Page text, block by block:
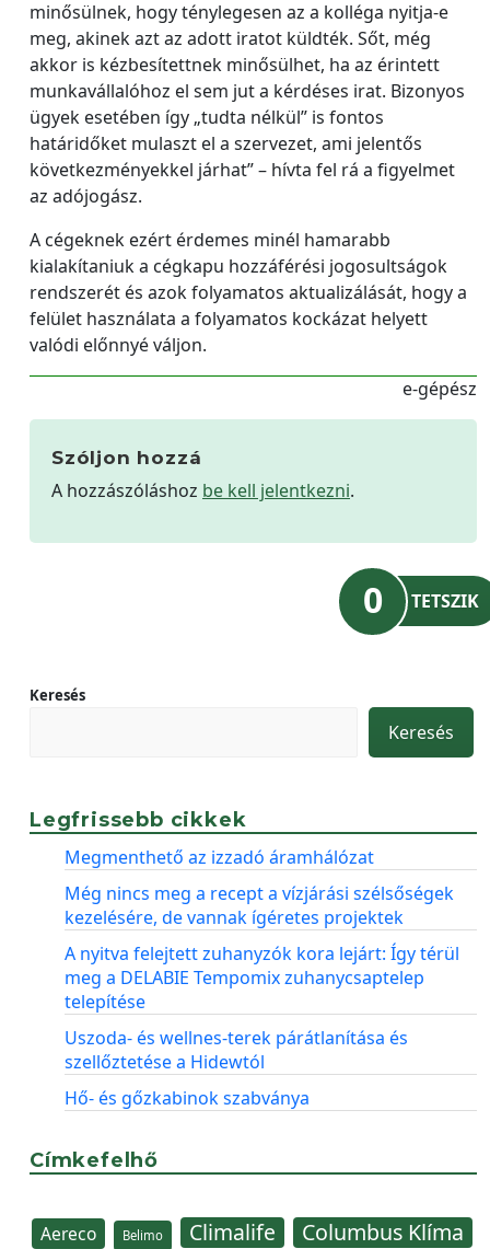
minősülnek, hogy ténylegesen az a kolléga nyitja-e
meg, akinek azt az adott iratot küldték. Sőt, még
akkor is kézbesítettnek minősülhet, ha az érintett
munkavállalóhoz el sem jut a kérdéses irat. Bizonyos
ügyek esetében így „tudta nélkül” is fontos
határidőket mulaszt el a szervezet, ami jelentős
következményekkel járhat” – hívta fel rá a figyelmet
az adójogász.
A cégeknek ezért érdemes minél hamarabb
kialakítaniuk a cégkapu hozzáférési jogosultságok
rendszerét és azok folyamatos aktualizálását, hogy a
felület használata a folyamatos kockázat helyett
valódi előnnyé váljon.
e-gépész
Szóljon hozzá
A hozzászóláshoz be kell jelentkezni.
0 TETSZIK
Keresés
Keresés
Legfrissebb cikkek
Megmenthető az izzadó áramhálózat
Még nincs meg a recept a vízjárási szélsőségek
kezelésére, de vannak ígéretes projektek
A nyitva felejtett zuhanyzók kora lejárt: Így térül
meg a DELABIE Tempomix zuhanycsaptelep
telepítése
Uszoda- és wellnes-terek párátlanítása és
szellőztetése a Hidewtól
Hő- és gőzkabinok szabványa
Címkefelhő
Aereco Belimo Climalife Columbus Klíma